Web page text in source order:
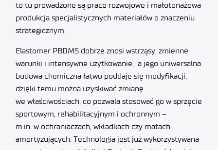
to tu prowadzone są prace rozwojowe i małotonażowa
produkcja specjalistycznych materiałów o znaczeniu
strategicznym.
Elastomer PBDMS dobrze znosi wstrząsy, zmienne
warunki i intensywne użytkowanie, a jego uniwersalna
budowa chemiczna łatwo poddaje się modyfikacji,
dzięki temu można uzyskiwać zmianę
we właściwościach, co pozwala stosować go w sprzęcie
sportowym, rehabilitacyjnym i ochronnym –
m.in. w ochraniaczach, wkładkach czy matach
amortyzujących. Technologia jest już wykorzystywana